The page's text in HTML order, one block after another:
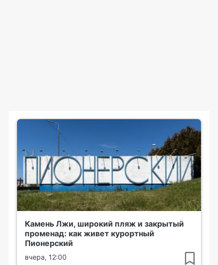
Камень Лжи, широкий пляж и закрытый
променад: как живет курортный
Пионерский
вчера, 12:00